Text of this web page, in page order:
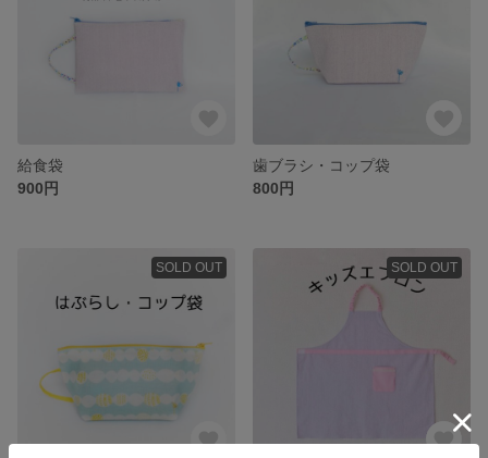
給食袋
900円
歯ブラシ・コップ袋
800円
SOLD OUT SOLD OUT